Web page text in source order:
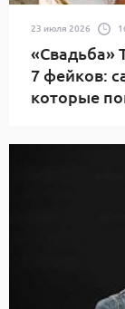
23 июля 2026
«Свадьба»
7 фейков:
которые